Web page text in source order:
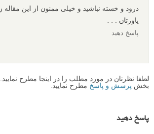
درود و خسته نباشید و خیلی ممنون از این مقاله
یاورتان . . .
پاسخ دهید
لطفا نظرتان در مورد مطلب را در اینجا مطرح
بخش پرسش و پاسخ مطرح نمایید.
پاسخ دهید